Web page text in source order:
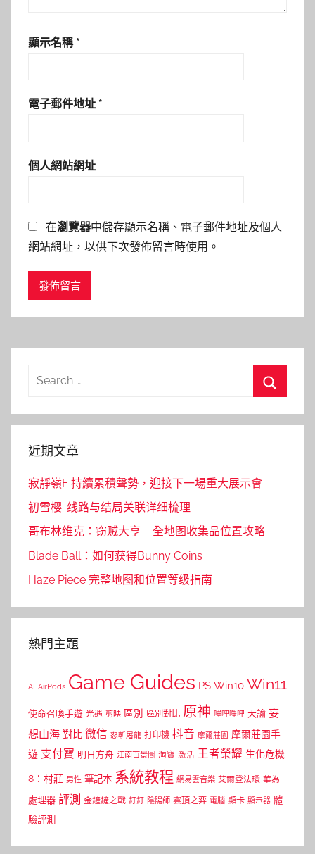
顯示名稱 *
電子郵件地址 *
個人網站網址
在瀏覽器中儲存顯示名稱、電子郵件地址及個人
網站網址，以供下次發佈留言時使用。
Search
近期文章
寂靜嶺F 持續累積聲勢，迎接下一場重大展示會
初雪樱: 线路与结局关联详细梳理
哥布林维克：窃贼大亨 – 全地图收集品位置攻略
Blade Ball：如何获得Bunny Coins
Haze Piece 完整地图和位置等级指南
熱門主題
AI AirPods Game Guides PS Win10 Win11
使命召喚手遊 光遇 剪映 區別 區別對比 原神 嗶哩嗶哩 天諭 妄
想山海 對比 微信 怒斬屠龍 打印機 抖音 摩爾莊園 摩爾莊園手
遊 支付寶 明日方舟 江南百景圖 淘寶 激活 王者榮耀 生化危機
8：村莊 男性 筆記本 系統教程 網易雲音樂 艾爾登法環 華為
處理器 評測 金鏟鏟之戰 釘釘 陰陽師 雲頂之弈 電腦 顯卡 顯示器 體
驗評測